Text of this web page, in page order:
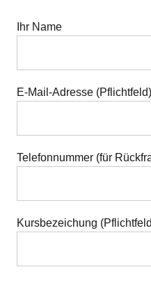
Ihr Name
E-Mail-Adresse (Pflichtfeld)
Telefonnummer (für
Kursbezeichung